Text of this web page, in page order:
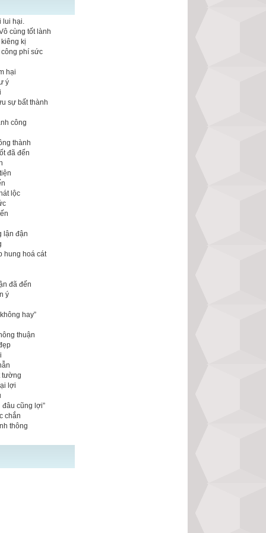
lui hại.
cùng tốt lành
kị
công phí sức
hại
ý
sự bất thành
công
thành
đã đến
lộc
lận đận
hung hoá cát
đã đến
ý
hay”
thuận
tường
lợi
đâu cũng lợi”
chắn
thông